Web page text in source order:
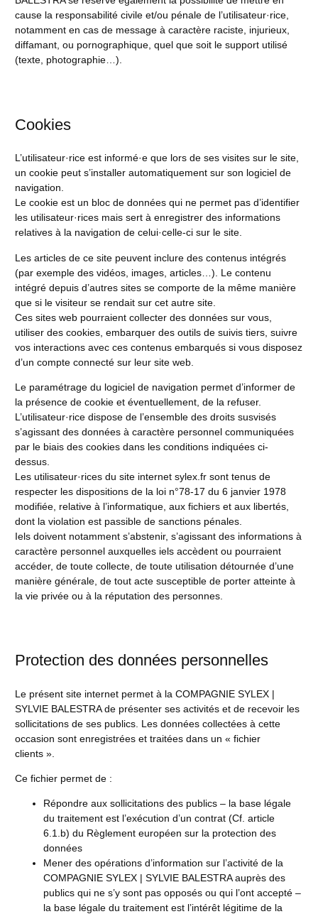
cause la responsabilité civile et/ou pénale de l’utilisateur·rice,
notamment en cas de message à caractère raciste, injurieux,
diffamant, ou pornographique, quel que soit le support utilisé
(texte, photographie…).
Cookies
L’utilisateur·rice est informé·e que lors de ses visites sur le site,
un cookie peut s’installer automatiquement sur son logiciel de
navigation.
Le cookie est un bloc de données qui ne permet pas d’identifier
les utilisateur·rices mais sert à enregistrer des informations
relatives à la navigation de celui·celle-ci sur le site.
Les articles de ce site peuvent inclure des contenus intégrés
(par exemple des vidéos, images, articles…). Le contenu
intégré depuis d’autres sites se comporte de la même manière
que si le visiteur se rendait sur cet autre site.
Ces sites web pourraient collecter des données sur vous,
utiliser des cookies, embarquer des outils de suivis tiers, suivre
vos interactions avec ces contenus embarqués si vous disposez
d’un compte connecté sur leur site web.
Le paramétrage du logiciel de navigation permet d’informer de
la présence de cookie et éventuellement, de la refuser.
L’utilisateur·rice dispose de l’ensemble des droits susvisés
s’agissant des données à caractère personnel communiquées
par le biais des cookies dans les conditions indiquées ci-
dessus.
Les utilisateur·rices du site internet sylex.fr sont tenus de
respecter les dispositions de la loi n°78-17 du 6 janvier 1978
modifiée, relative à l’informatique, aux fichiers et aux libertés,
dont la violation est passible de sanctions pénales.
Iels doivent notamment s’abstenir, s’agissant des informations à
caractère personnel auxquelles iels accèdent ou pourraient
accéder, de toute collecte, de toute utilisation détournée d’une
manière générale, de tout acte susceptible de porter atteinte à
la vie privée ou à la réputation des personnes.
Protection des données personnelles
Le présent site internet permet à la COMPAGNIE SYLEX |
SYLVIE BALESTRA de présenter ses activités et de recevoir les
sollicitations de ses publics. Les données collectées à cette
occasion sont enregistrées et traitées dans un « fichier
clients ».
Ce fichier permet de :
Répondre aux sollicitations des publics – la base légale
du traitement est l’exécution d’un contrat (Cf. article
6.1.b) du Règlement européen sur la protection des
données
Mener des opérations d’information sur l’activité de la
COMPAGNIE SYLEX | SYLVIE BALESTRA auprès des
publics qui ne s’y sont pas opposés ou qui l’ont accepté –
la base légale du traitement est l’intérêt légitime de la